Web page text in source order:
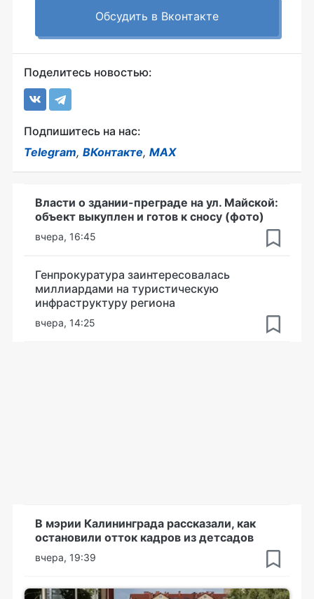
Обсудить в Вконтакте
Поделитесь новостью:
Подпишитесь на нас:
Telegram, ВКонтакте, MAX
Власти о здании-преграде на ул. Майской:
объект выкуплен и готов к сносу (фото)
вчера, 16:45
Генпрокуратура заинтересовалась
миллиардами на туристическую
инфраструктуру региона
вчера, 14:25
В мэрии Калининграда рассказали, как
остановили отток кадров из детсадов
вчера, 19:39